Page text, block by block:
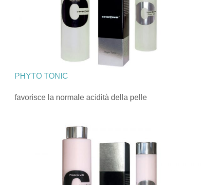
PHYTO TONIC
favorisce la normale acidità della pelle